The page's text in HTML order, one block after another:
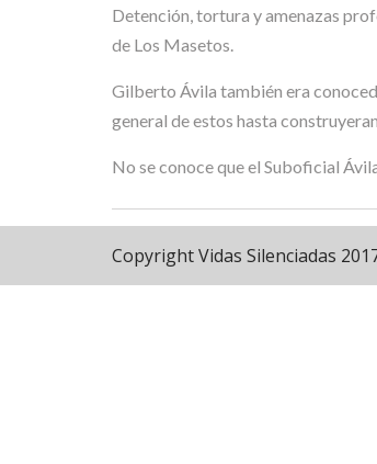
Detención, tortura y amenazas
de Los Masetos.
Gilberto Ávila también era
general de estos hasta
No se conoce que el Suboficial
Copyright Vidas Silenciadas